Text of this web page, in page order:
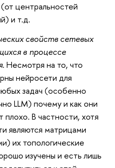
центральностей
и т.д.
свойств сетевых
в процессе
Несмотря на то, что
нейросети для
задач (особенно
LLM) почему и как они
В частности, хотя
являются матрицами
их топологические
изучены и есть лишь